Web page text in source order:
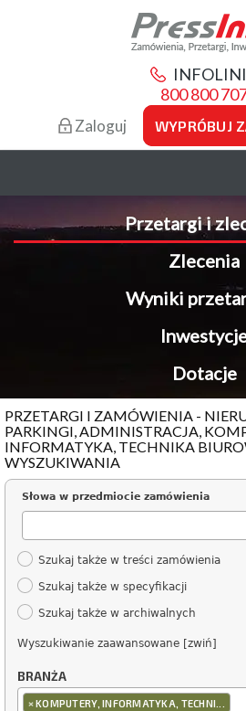
800 800
Zaloguj WYPRÓBUJ
Przetargi i
Zlecenia
Wyniki
Dotacje
PRZETARGI I ZAMÓWIENIA -
PARKINGI, ADMINISTRACJA,
INFORMATYKA, TECHNIKA
WYSZUKIWANIA
Słowa w przedmiocie zamówienia
Szukaj także w treści zamówienia
Szukaj także w specyfikacji
Szukaj także w archiwalnych
Wyszukiwanie zaawansowane [zwiń]
BRANŻA
×KOMPUTERY, INFORMATYKA, TECHNI...